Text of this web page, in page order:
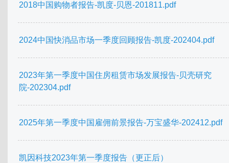
2018中国购物者报告-凯度-贝恩-201811.pdf
2024中国快消品市场一季度回顾报告-凯度-202404.pdf
2023年第一季度中国住房租赁市场发展报告-贝壳研究
院-202304.pdf
2025年第一季度中国雇佣前景报告-万宝盛华-202412.pdf
凯因科技2023年第一季度报告（更正后）